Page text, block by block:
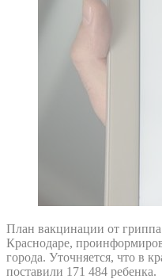
План вакцинации от
Краснодаре,
города. Уточняется, что в
поставили 171 484 ребенка.